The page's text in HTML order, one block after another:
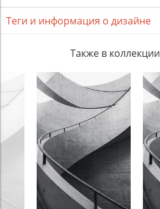
Теги и информация о дизайне
Также в коллекции